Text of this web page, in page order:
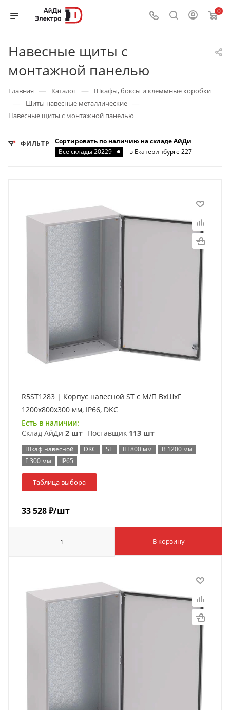
0
Навесные щиты с
монтажной панелью
Главная — Каталог — Шкафы, боксы и клеммные коробки
— Щиты навесные металлические —
Навесные щиты с монтажной панелью
ФИЛЬТР
Сортировать по наличию на складе АйДи
Все склады 20229
в Екатеринбурге 227
R5ST1283 | Корпус навесной ST с М/П ВxШxГ
1200x800x300 мм, IP66, DKC
Есть в наличии:
Склад АйДи 2 шт Поставщик 113 шт
Шкаф навесной DKC ST Ш 800 мм
В 1200 мм
Г 300 мм
IP65
Таблица выбора
33 528₽/шт
В корзину